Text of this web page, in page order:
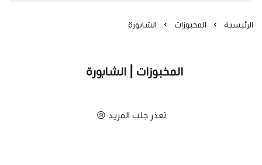
الرئيسية المخبوزات الشابورة
المخبوزات | الشابورة
تعذر جلب المزيد 😢